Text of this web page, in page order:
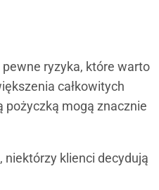
ryzyka, które warto
całkowitych
pożyczką mogą znacznie
niektórzy klienci decydują